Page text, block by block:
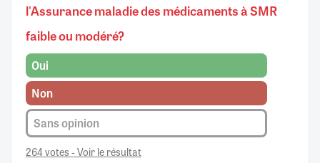
l'Assurance maladie des médicaments à SMR
faible ou modéré?
Oui
Non
Sans opinion
264 votes - Voir le résultat